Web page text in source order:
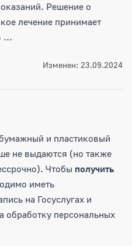
Решение о
лечение принимает
...
Изменен: 23.09.2024
и пластиковый
не выдаются (но также
Чтобы получить
иметь
на Госуслугах и
обработку персональных